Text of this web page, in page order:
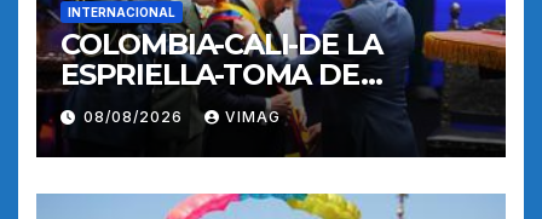
INTERNACIONAL
COLOMBIA-CALI-DE LA
ESPRIELLA-TOMA DE
POSESION
08/08/2026 VIMAG